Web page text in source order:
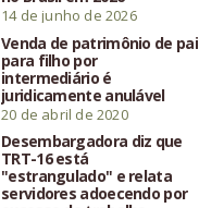
14 de junho de 2026
Venda de patrimônio de pai
para filho por
intermediário é
juridicamente anulável
20 de abril de 2020
Desembargadora diz que
TRT-16 está
"estrangulado" e relata
servidores adoecendo por